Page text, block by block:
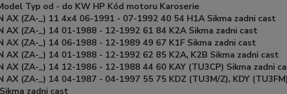
Typ od - do KW HP Kód motoru Karoserie
AX (ZA-_) 11 4x4 06-1991 - 07-1992 40 54 H1A Sikma zadni cast
AX (ZA-_) 14 01-1988 - 12-1992 61 84 K2A Sikma zadni cast
AX (ZA-_) 14 06-1988 - 12-1989 49 67 K1F Sikma zadni cast
AX (ZA-_) 14 01-1988 - 12-1992 62 85 K2A, K2B Sikma zadni cast
AX (ZA-_) 14 12-1986 - 12-1988 44 60 KAY (TU3CP) Sikma zadni
AX (ZA-_) 14 04-1987 - 04-1997 55 75 KDZ (TU3M/Z), KDY
zadni cast